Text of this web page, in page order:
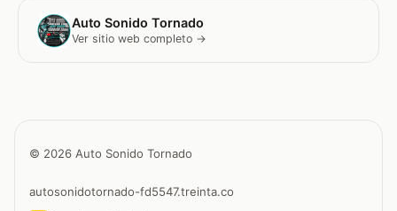
Auto Sonido Tornado
Ver sitio web completo →
© 2026 Auto Sonido Tornado
autosonidotornado-fd5547.treinta.co